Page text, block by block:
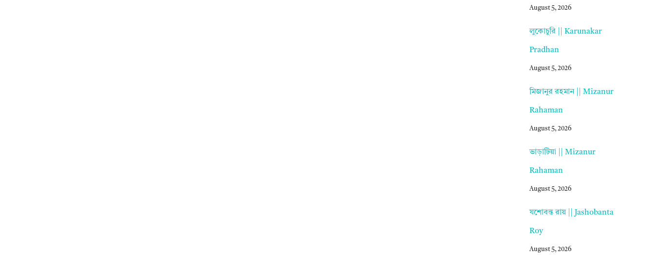
August 5, 2026
লুকোচুরি || Karunakar
Pradhan
August 5, 2026
মিজানুর রহমান || Mizanur
Rahaman
August 5, 2026
ভাড়াটিয়া || Mizanur
Rahaman
August 5, 2026
যশোবন্ত রায় || Jashobanta
Roy
August 5, 2026